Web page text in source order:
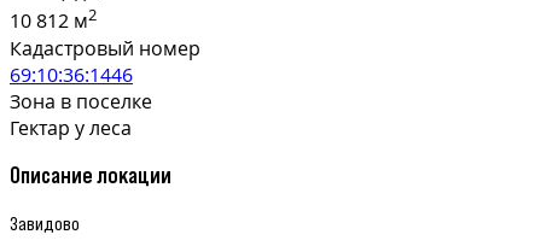
10 812 м2
Кадастровый номер
69:10:36:1446
Зона в поселке
Гектар у леса
Описание локации
Завидово